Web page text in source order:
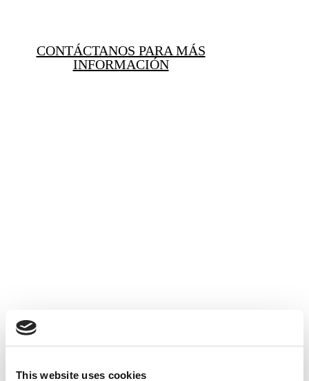
This website uses cookies
CONTÁCTANOS PARA MÁS
INFORMACIÓN